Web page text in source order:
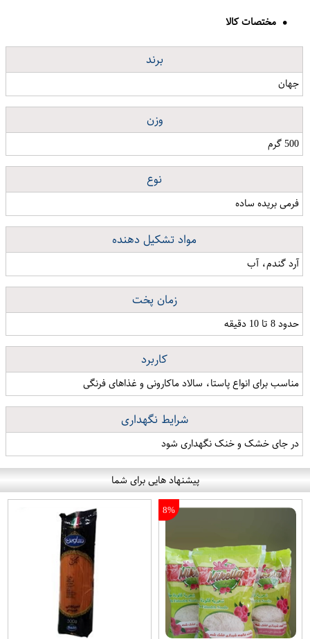
مختصات کالا
برند
جهان
وزن
500 گرم
نوع
فرمی بریده ساده
مواد تشکیل دهنده
آرد گندم، آب
زمان پخت
حدود 8 تا 10 دقیقه
کاربرد
مناسب برای انواع پاستا، سالاد ماکارونی و غذاهای فرنگی
شرایط نگهداری
در جای خشک و خنک نگهداری شود
پیشنهاد هایی برای شما
8%